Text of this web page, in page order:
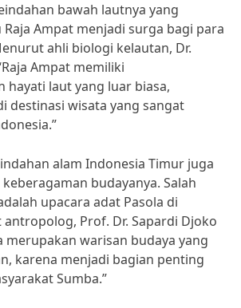
bawah lautnya yang
Ampat menjadi surga bagi para
ahli biologi kelautan, Dr.
Ampat memiliki
hayati laut yang luar biasa,
destinasi wisata yang sangat
alam Indonesia Timur juga
budayanya. Salah
upacara adat Pasola di
Prof. Dr. Sapardi Djoko
merupakan warisan budaya yang
karena menjadi bagian penting
Sumba.”